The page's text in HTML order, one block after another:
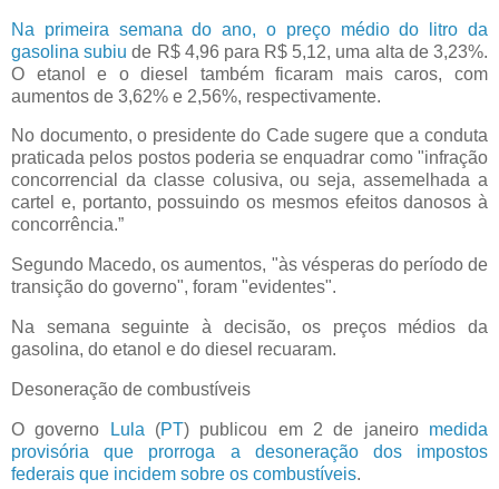
Na primeira semana do ano, o preço médio do litro da
gasolina subiu de R$ 4,96 para R$ 5,12, uma alta de 3,23%.
O etanol e o diesel também ficaram mais caros, com
aumentos de 3,62% e 2,56%, respectivamente.
No documento, o presidente do Cade sugere que a conduta
praticada pelos postos poderia se enquadrar como "infração
concorrencial da classe colusiva, ou seja, assemelhada a
cartel e, portanto, possuindo os mesmos efeitos danosos à
concorrência.”
Segundo Macedo, os aumentos, "às vésperas do período de
transição do governo", foram "evidentes".
Na semana seguinte à decisão, os preços médios da
gasolina, do etanol e do diesel recuaram.
Desoneração de combustíveis
O governo Lula (PT) publicou em 2 de janeiro medida
provisória que prorroga a desoneração dos impostos
federais que incidem sobre os combustíveis.